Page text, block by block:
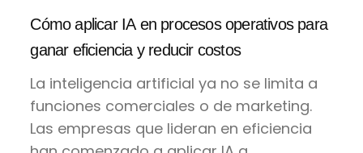
Cómo aplicar IA en procesos operativos para
ganar eficiencia y reducir costos
La inteligencia artificial ya no se limita a
funciones comerciales o de marketing.
Las empresas que lideran en eficiencia